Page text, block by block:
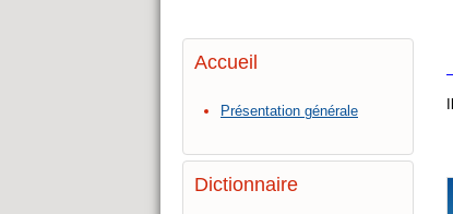
Accueil
Présentation générale
Dictionnaire